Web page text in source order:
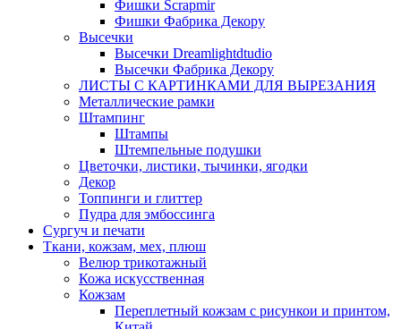
Фишки Scrapmir
Фишки Фабрика Декору
Высечки
Высечки Dreamlightdtudio
Высечки Фабрика Декору
ЛИСТЫ С КАРТИНКАМИ ДЛЯ ВЫРЕЗАНИЯ
Металлические рамки
Штампинг
Штампы
Штемпельные подушки
Цветочки, листики, тычинки, ягодки
Декор
Топпинги и глиттер
Пудра для эмбоссинга
Сургуч и печати
Ткани, кожзам, мех, плюш
Велюр трикотажный
Кожа искусственная
Кожзам
Переплетный кожзам с рисункои и принтом,